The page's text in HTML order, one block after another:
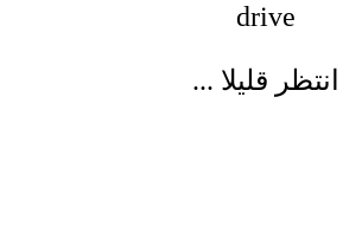
drive
انتظر قليلا ...